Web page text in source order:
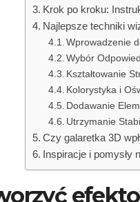
Krok po kroku:
Najlepsze techniki
Wprowadzenie
Wybór
Kształtowanie
Kolorystyka i
Dodawanie
Utrzymanie
Czy galaretka 3D
Inspiracje i pomysły